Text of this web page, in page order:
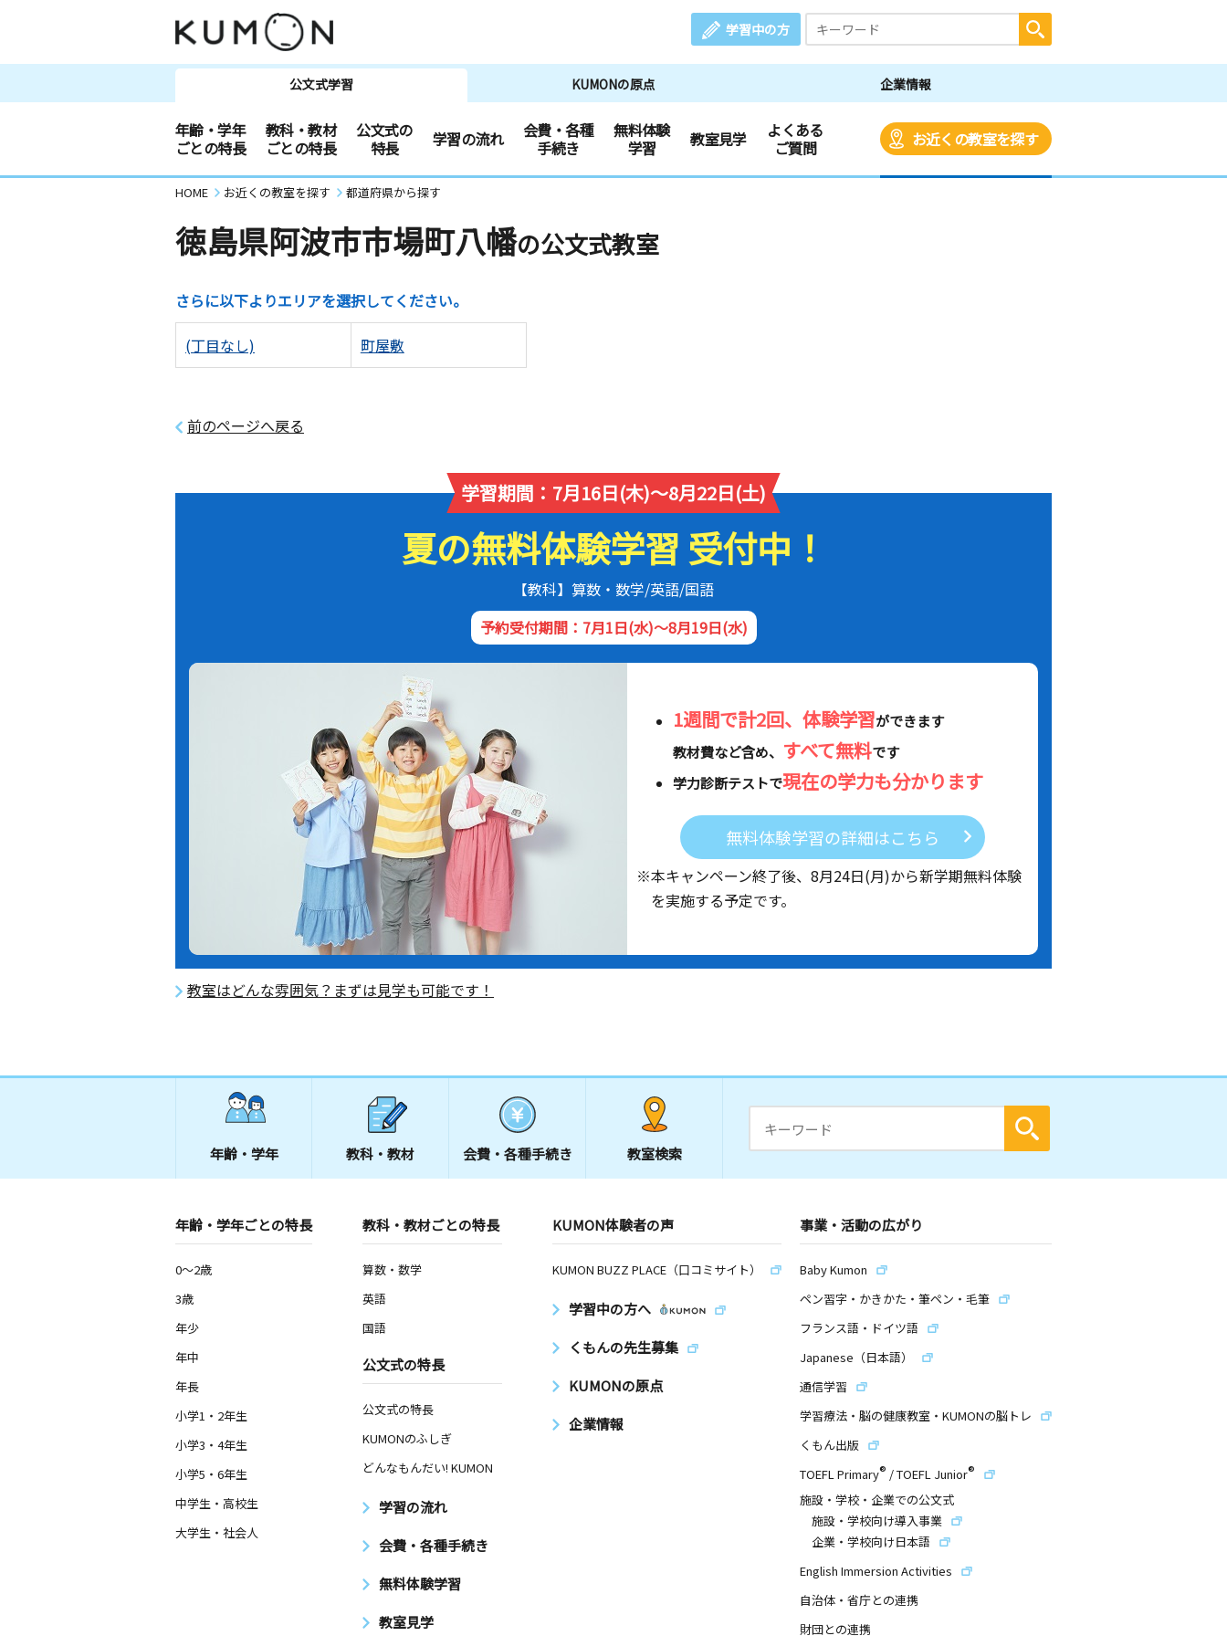
学習中の方
公文式学習 KUMONの原点 企業情報
年齢・学年
ごとの特長
教科・教材
ごとの特長
公文式の
特長
学習の流れ
会費・各種
手続き
無料体験
学習
教室見学
よくある
ご質問
お近くの教室を探す
HOME お近くの教室を探す 都道府県から探す
徳島県阿波市市場町八幡の公文式教室
さらに以下よりエリアを選択してください。
(丁目なし) 町屋敷
前のページへ戻る
学習期間：7月16日(木)～8月22日(土)
夏の無料体験学習 受付中！
【教科】算数・数学/英語/国語
予約受付期間：7月1日(水)～8月19日(水)
1週間で計2回、体験学習ができます
教材費など含め、 すべて無料です
学力診断テストで現在の学力も分かります
無料体験学習の詳細はこちら
※本キャンペーン終了後、 8月24日(月)から新学期無料体験
を実施する予定です。
教室はどんな雰囲気？まずは見学も可能です！
年齢・学年 教科・教材 会費・ 各種手続き 教室検索
年齢・学年ごとの特長
0～2歳
3歳
年少
年中
年長
小学1・2年生
小学3・4年生
小学5・6年生
中学生・高校生
大学生・社会人
教科・教材ごとの特長
算数・数学
英語
国語
公文式の特長
公文式の特長
KUMONのふしぎ
どんなもんだい! KUMON
学習の流れ
会費・各種手続き
無料体験学習
教室見学
KUMON体験者の声
KUMON BUZZ PLACE（口コミサイト）
学習中の方へ
くもんの先生募集
KUMONの原点
企業情報
事業・活動の広がり
Baby Kumon
ペン習字・かきかた・筆ペン・毛筆
フランス語・ドイツ語
Japanese（日本語）
通信学習
学習療法・脳の健康教室・KUMONの脳トレ
くもん出版
TOEFL Primary® /TOEFL Junior®
施設・学校・企業での公文式
施設・学校向け導入事業
企業・学校向け日本語
English Immersion Activities
自治体・省庁との連携
財団との連携